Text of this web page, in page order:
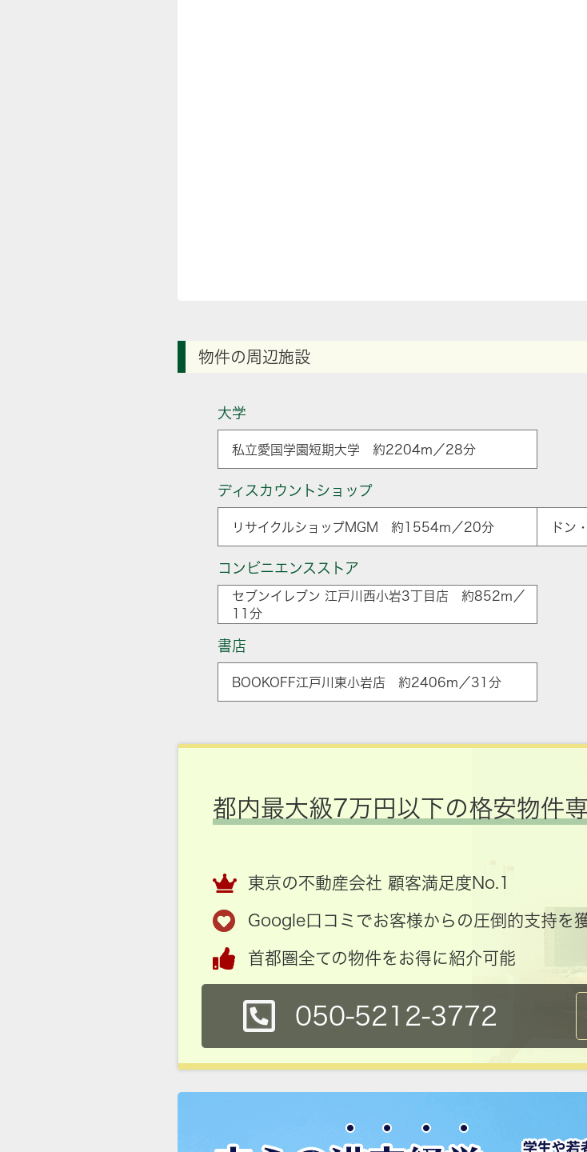
物件の周辺施設
大学
私立愛国学園短期大学 約2204m／28分
ディスカウントショップ
リサイクルショップMGM 約1554m／20分 ドン
コンビニエンスストア
セブンイレブン 江戸川西小岩3丁目店 約852m／
11分
書店
BOOKOFF江戸川東小岩店 約2406m／31分
都内最大級7万円以下の格安物件
東京の不動産会社 顧客満足度No.1
Google口コミでお客様からの圧倒的支持を
首都圏全ての物件をお得に紹介可能
050-5212-3772